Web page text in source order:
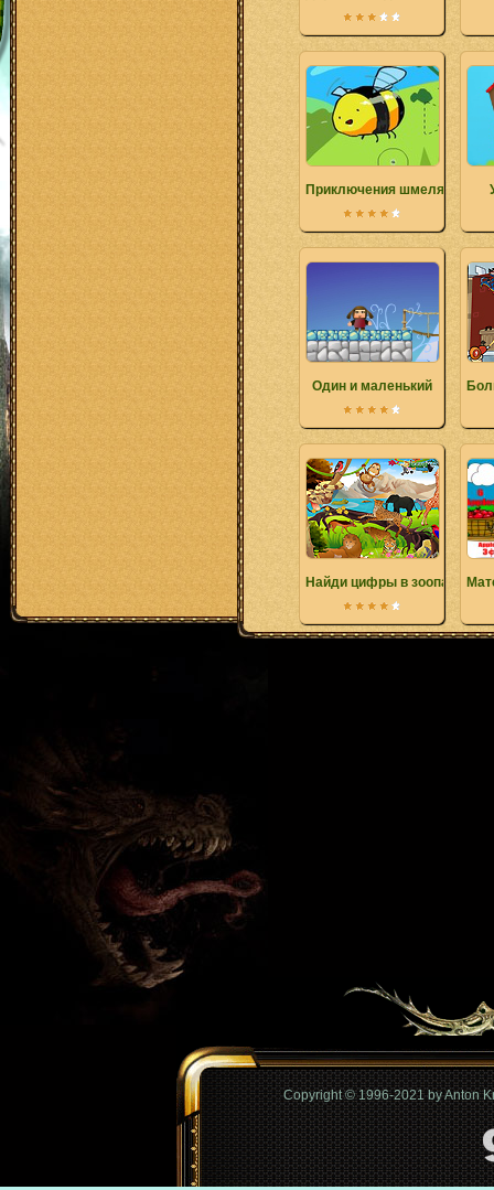
Приключения шмеля
Один и маленький
Найди цифры в зоопарке
Copyright © 1996-2021 by Anton